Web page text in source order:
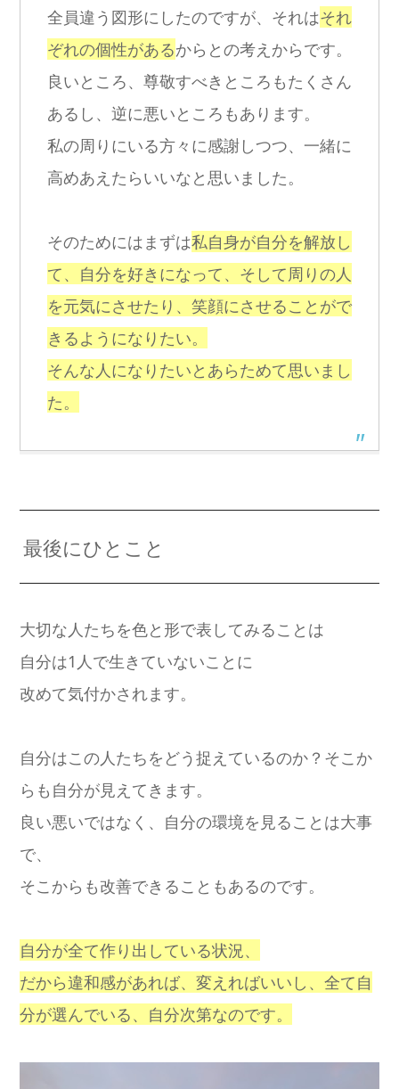
全員違う図形にしたのですが、それはそれ
ぞれの個性があるからとの考えからです。
良いところ、尊敬すべきところもたくさん
あるし、逆に悪いところもあります。
私の周りにいる方々に感謝しつつ、一緒に
高めあえたらいいなと思いました。
そのためにはまずは私自身が自分を解放し
て、自分を好きになって、そして周りの人
を元気にさせたり、笑顔にさせることがで
きるようになりたい。
そんな人になりたいとあらためて思いまし
た。
最後にひとこと
大切な人たちを色と形で表してみることは
自分は1人で生きていないことに
改めて気付かされます。
自分はこの人たちをどう捉えているのか？そこか
らも自分が見えてきます。
良い悪いではなく、自分の環境を見ることは大事
で、
そこからも改善できることもあるのです。
自分が全て作り出している状況、
だから違和感があれば、変えればいいし、全て自
分が選んでいる、自分次第なのです。